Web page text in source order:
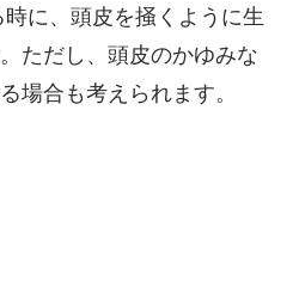
に、頭皮を掻くように生
ただし、頭皮のかゆみな
場合も考えられます。